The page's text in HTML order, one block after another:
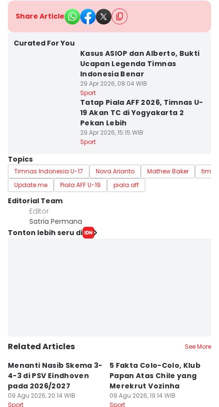
Share Article
Curated For You
Kasus ASIOP dan Alberto, Bukti
Ucapan Legenda Timnas
Indonesia Benar
29 Apr 2026, 08:04 WIB
Sport
Tatap Piala AFF 2026, Timnas U-
19 Akan TC di Yogyakarta 2
Pekan Lebih
29 Apr 2026, 15:15 WIB
Sport
Topics
Timnas Indonesia U-17 Nova Arianto Mathew Baker
Update me
Piala AFF U-19 piala aff
Editorial Team
Editor
Satria Permana
Tonton lebih seru di
Related Articles See More
Menanti Nasib Skema 3-
4-3 di PSV Eindhoven
pada 2026/2027
09 Agu 2026, 20:14 WIB
Sport
5 Fakta Colo-Colo, Klub
Papan Atas Chile yang
Merekrut Vozinha
09 Agu 2026, 19:14 WIB
Sport